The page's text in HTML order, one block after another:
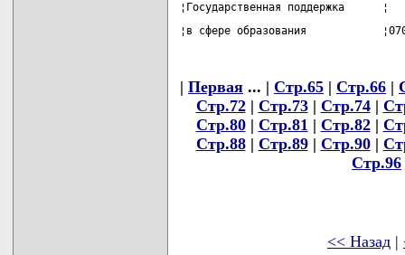
¦Государственная
¦в сфере образования
| Первая ... | Стр.65 | Стр.66 |
Стр.72| Стр.73| Стр.74|
Стр.80| Стр.81 | Стр.82|
Стр.88| Стр.89| Стр.90|
Стр.96
<< Назад |